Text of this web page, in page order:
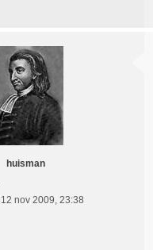
huisman
12 nov 2009, 23:38